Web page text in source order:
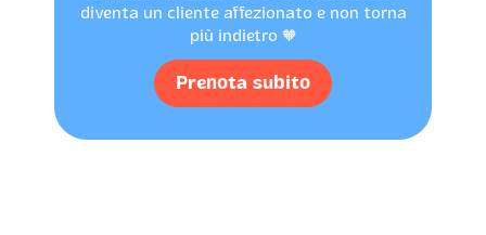
diventa un cliente affezionato e non torna
più indietro 🧡
Prenota subito